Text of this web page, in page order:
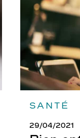
SANTÉ
29/04/2021